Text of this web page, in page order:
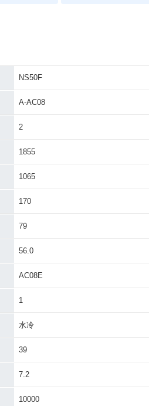
NS50F
A-AC08
2
1855
1065
170
79
56.0
AC08E
1
水冷
39
7.2
10000